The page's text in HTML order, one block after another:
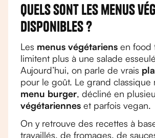
Quels sont les menus
disponibles ?
Les menus végétariens en food
limitent plus à une salade
Aujourd’hui, on parle de vrais
pour le goût. Le grand classique
menu burger, décliné en
végétariennes et parfois vegan.
On y retrouve des recettes à
travaillés, de fromages, de